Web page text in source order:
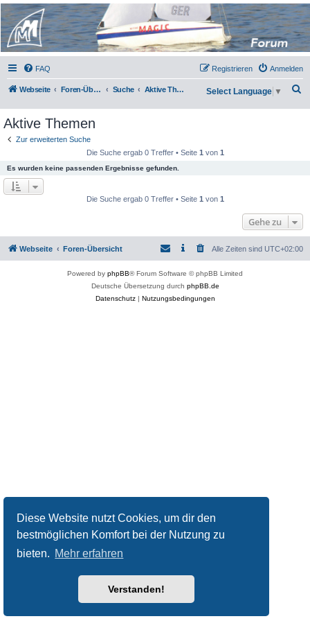
Diese Website nutzt Cookies, um dir den
bestmöglichen Komfort bei der Nutzung zu
bieten. Mehr erfahren
Verstanden!
Micro Magic Forum
Deutschland
FAQ Anmelden
Registrieren
Webseite Foren-Übersicht Suche Aktive Themen Select Language ▼
Aktive Themen
Zur erweiterten Suche
Die Suche ergab 0 Treffer • Seite 1 von 1
Es wurden keine passenden Ergebnisse gefunden.
Die Suche ergab 0 Treffer • Seite 1 von 1
Gehe zu
Webseite Foren-Übersicht Alle Zeiten sind UTC+02:00
Powered by phpBB® Forum Software © phpBB Limited
Deutsche Übersetzung durch phpBB.de
Datenschutz| Nutzungsbedingungen